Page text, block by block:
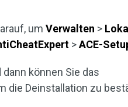
umVerwalten >
>ACE-
dann können Sie das
die Deinstallation zu